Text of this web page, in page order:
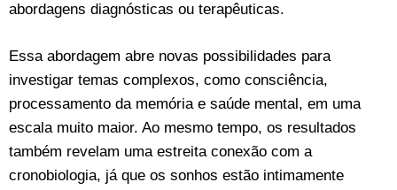
abordagens diagnósticas ou terapêuticas.
Essa abordagem abre novas possibilidades para
investigar temas complexos, como consciência,
processamento da memória e saúde mental, em uma
escala muito maior. Ao mesmo tempo, os resultados
também revelam uma estreita conexão com a
cronobiologia, já que os sonhos estão intimamente